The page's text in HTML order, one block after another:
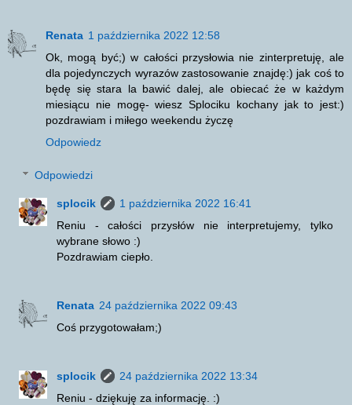
Renata 1 października 2022 12:58
Ok, mogą być;) w całości przysłowia nie zinterpretuję, ale
dla pojedynczych wyrazów zastosowanie znajdę:) jak coś to
będę się stara la bawić dalej, ale obiecać że w każdym
miesiącu nie mogę- wiesz Splociku kochany jak to jest:)
pozdrawiam i miłego weekendu życzę
Odpowiedz
Odpowiedzi
splocik
1 października 2022 16:41
Reniu - całości przysłów nie interpretujemy, tylko
wybrane słowo :)
Pozdrawiam ciepło.
Renata 24 października 2022 09:43
Coś przygotowałam;)
splocik
24 października 2022 13:34
Reniu - dziękuję za informację. :)